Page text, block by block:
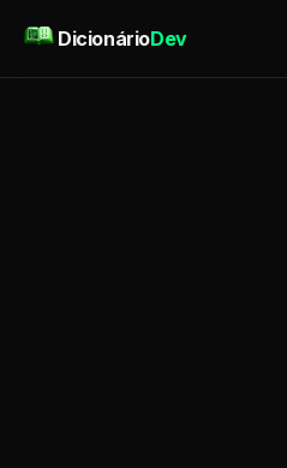
DicionárioDev